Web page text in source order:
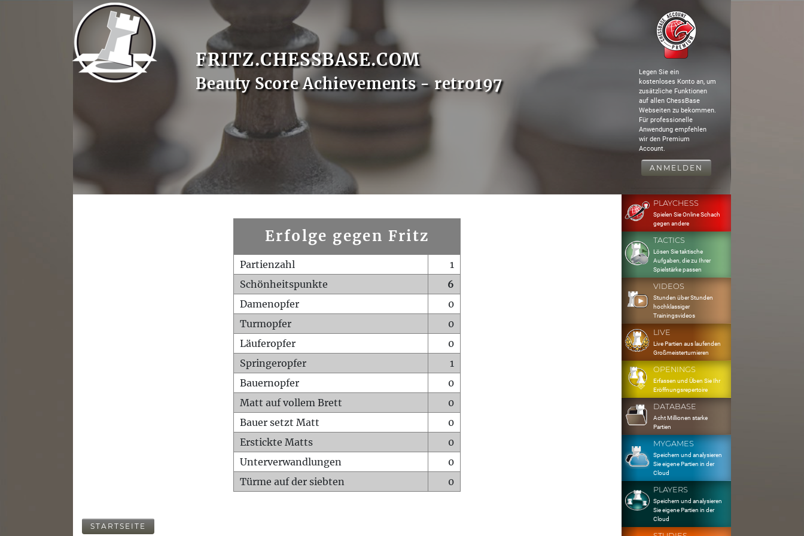
FRITZ.CHESSBASE.COM
Beauty Score Achievements - retro197
Legen Sie ein
kostenloses Konto an, um
zusätzliche Funktionen
auf allen ChessBase
Webseiten zu bekommen.
Für professionelle
Anwendung empfehlen
wir den Premium
Account.
ANMELDEN
Erfolge gegen Fritz
Partienzahl
1
Schönheitspunkte
6
Damenopfer
0
Turmopfer
0
Läuferopfer
0
Springeropfer
1
Bauernopfer
0
Matt auf vollem Brett
0
Bauer setzt Matt
0
Erstickte Matts
0
Unterverwandlungen
0
Türme auf der siebten
0
STARTSEITE
PLAYCHESS
Spielen Sie Online Schach
gegen andere
TACTICS
Lösen Sie taktische
Aufgaben, die zu Ihrer
Spielstärke passen
VIDEOS
Stunden über Stunden
hochklassiger
Trainingsvideos
LIVE
Live Partien aus laufenden
Großmeisterturnieren
OPENINGS
Erfassen und Üben Sie Ihr
Eröffnungsrepertoire
DATABASE
Acht Millionen starke
Partien
MYGAMES
Speichern und analysieren
Sie eigene Partien in der
Cloud
PLAYERS
Speichern und analysieren
Sie eigene Partien in der
Cloud